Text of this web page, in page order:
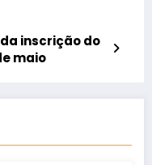
inscrição do
maio